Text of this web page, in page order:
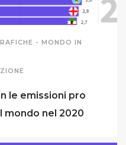
- MONDO IN
le emissioni pro
mondo nel 2020